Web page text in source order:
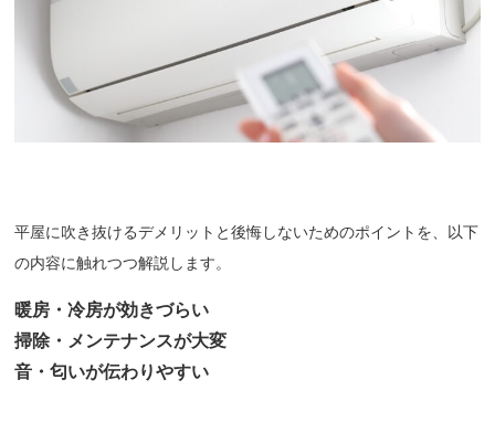
平屋に吹き抜けるデメリットと後悔しないためのポイントを、以下
の内容に触れつつ解説します。
暖房・冷房が効きづらい
掃除・メンテナンスが大変
音・匂いが伝わりやすい